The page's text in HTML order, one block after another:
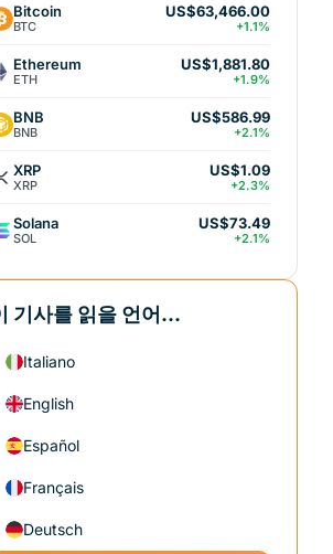
Bitcoin
BTC
US$63,466.00
+1.1%
Ethereum
ETH
US$1,881.80
+1.9%
BNB
BNB
US$586.99
+2.1%
XRP
XRP
US$1.09
+2.3%
Solana
SOL
US$73.49
+2.1%
기사를 읽을 언어...
Italiano
English
Español
Français
Deutsch